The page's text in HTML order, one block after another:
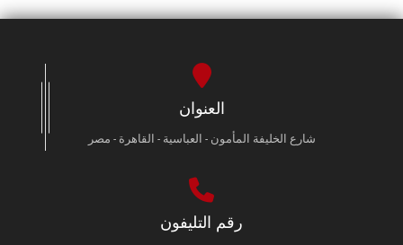
العنوان
شارع الخليفة المأمون - العباسية - القاهرة - مصر
رقم التليفون